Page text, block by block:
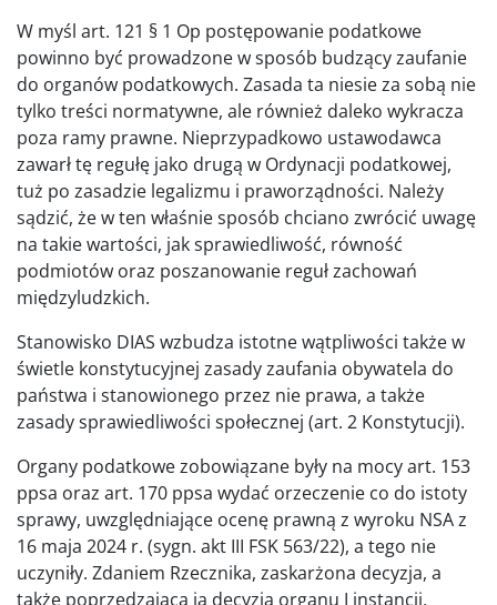
W myśl art. 121 § 1 Op postępowanie podatkowe
powinno być prowadzone w sposób budzący zaufanie
do organów podatkowych. Zasada ta niesie za sobą nie
tylko treści normatywne, ale również daleko wykracza
poza ramy prawne. Nieprzypadkowo ustawodawca
zawarł tę regułę jako drugą w Ordynacji podatkowej,
tuż po zasadzie legalizmu i praworządności. Należy
sądzić, że w ten właśnie sposób chciano zwrócić uwagę
na takie wartości, jak sprawiedliwość, równość
podmiotów oraz poszanowanie reguł zachowań
międzyludzkich.
Stanowisko DIAS wzbudza istotne wątpliwości także w
świetle konstytucyjnej zasady zaufania obywatela do
państwa i stanowionego przez nie prawa, a także
zasady sprawiedliwości społecznej (art. 2 Konstytucji).
Organy podatkowe zobowiązane były na mocy art. 153
ppsa oraz art. 170 ppsa wydać orzeczenie co do istoty
sprawy, uwzględniające ocenę prawną z wyroku NSA z
16 maja 2024 r. (sygn. akt III FSK 563/22), a tego nie
uczyniły. Zdaniem Rzecznika, zaskarżona decyzja, a
także poprzedzająca ją decyzja organu I instancji,